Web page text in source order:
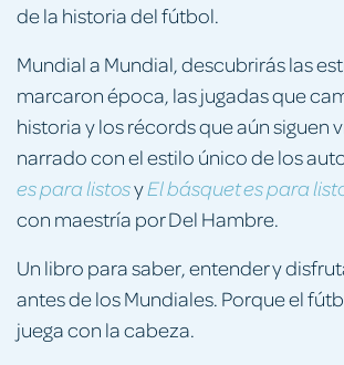
de la historia del fútbol.
Mundial a Mundial, descubrirás las
marcaron época, las jugadas que
historia y los récords que aún siguen
narrado con el estilo único de los
es para listosyEl básquet es para
con maestría por Del Hambre.
Un libro para saber, entender y
antes de los Mundiales. Porque el
juega con la cabeza.